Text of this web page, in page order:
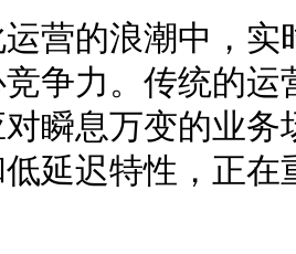
的浪潮中，实
争力。传统的
瞬息万变的业
延迟特性，正